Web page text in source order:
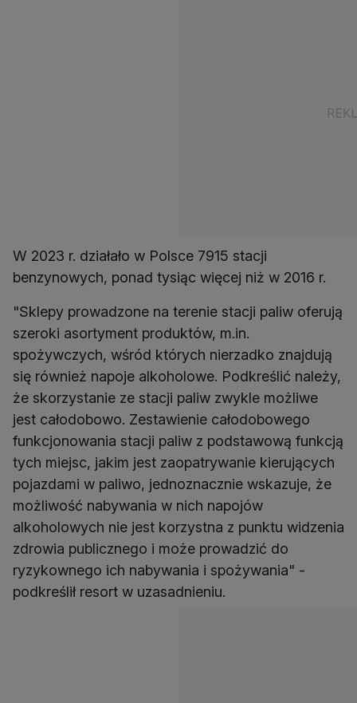
W 2023 r. działało w Polsce 7915 stacji
benzynowych, ponad tysiąc więcej niż w 2016 r.
"Sklepy prowadzone na terenie stacji paliw oferują
szeroki asortyment produktów, m.in.
spożywczych, wśród których nierzadko znajdują
się również napoje alkoholowe. Podkreślić należy,
że skorzystanie ze stacji paliw zwykle możliwe
jest całodobowo. Zestawienie całodobowego
funkcjonowania stacji paliw z podstawową funkcją
tych miejsc, jakim jest zaopatrywanie kierujących
pojazdami w paliwo, jednoznacznie wskazuje, że
możliwość nabywania w nich napojów
alkoholowych nie jest korzystna z punktu widzenia
zdrowia publicznego i może prowadzić do
ryzykownego ich nabywania i spożywania" -
podkreślił resort w uzasadnieniu.